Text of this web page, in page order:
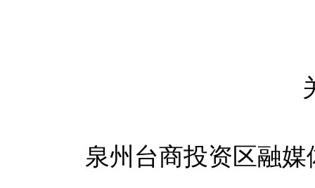
泉州台商投资区融